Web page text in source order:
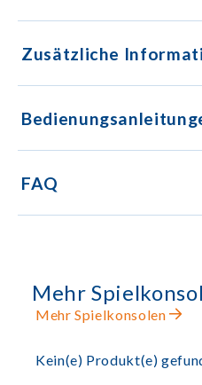
Zusätzliche
FAQ
Mehr
Mehr Spielkonsolen
Kein(e) Produkt(e)